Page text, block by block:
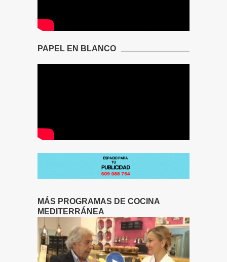
PAPEL EN BLANCO
MÁS PROGRAMAS DE COCINA
MEDITERRÁNEA